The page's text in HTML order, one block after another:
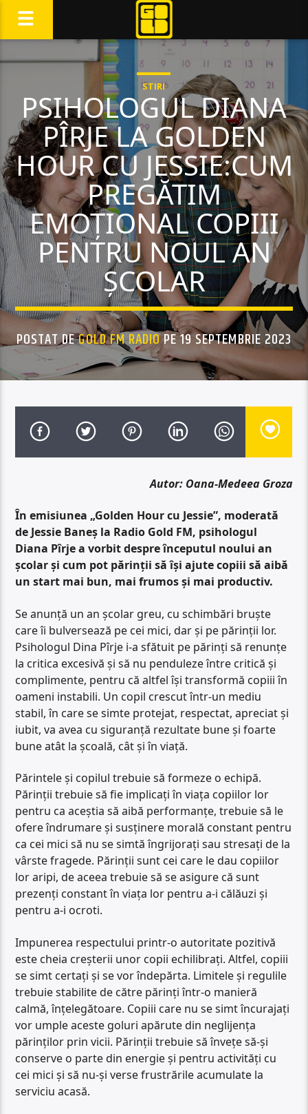
STIRI
PSIHOLOGUL DIANA
PÎRJE LA GOLDEN
HOUR CU JESSIE:CUM
PREGĂTIM
EMOȚIONAL COPIII
PENTRU NOUL AN
ȘCOLAR
POSTAT DEGOLD FM RADIOPE 19 SEPTEMBRIE 2023
Autor: Oana-Medeea Groza
În emisiunea „Golden Hour cu Jessie”, moderată
de Jessie Baneș la Radio Gold FM, psihologul
Diana Pîrje a vorbit despre începutul noului an
școlar și cum pot părinții să își ajute copiii să aibă
un start mai bun, mai frumos și mai productiv.
Se anunță un an școlar greu, cu schimbări bruște
care îi bulversează pe cei mici, dar și pe părinții lor.
Psihologul Dina Pîrje i-a sfătuit pe părinți să renunțe
la critica excesivă și să nu penduleze între critică și
complimente, pentru că altfel își transformă copiii în
oameni instabili. Un copil crescut într-un mediu
stabil, în care se simte protejat, respectat, apreciat și
iubit, va avea cu siguranță rezultate bune și foarte
bune atât la școală, cât și în viață.
Părintele și copilul trebuie să formeze o echipă.
Părinții trebuie să fie implicați în viața copiilor lor
pentru ca aceștia să aibă performanțe, trebuie să le
ofere îndrumare și susținere morală constant pentru
ca cei mici să nu se simtă îngrijorați sau stresați de la
vârste fragede. Părinții sunt cei care le dau copiilor
lor aripi, de aceea trebuie să se asigure că sunt
prezenți constant în viața lor pentru a-i călăuzi și
pentru a-i ocroti.
Impunerea respectului printr-o autoritate pozitivă
este cheia creșterii unor copii echilibrați. Altfel, copiii
se simt certați și se vor îndepărta. Limitele și regulile
trebuie stabilite de către părinți într-o manieră
calmă, înțelegătoare. Copiii care nu se simt încurajați
vor umple aceste goluri apărute din neglijența
părinților prin vicii. Părinții trebuie să învețe să-și
conserve o parte din energie și pentru activități cu
cei mici și să nu-și verse frustrările acumulate la
serviciu acasă.